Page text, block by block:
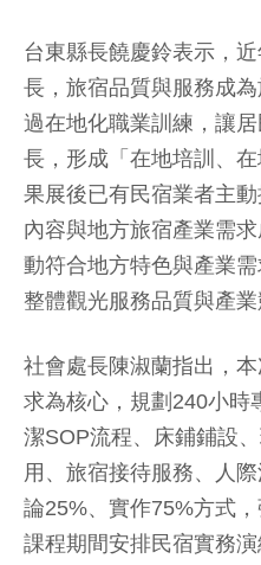
台東縣長饒慶鈴表示，
長，旅宿品質與服務成
過在地化職業訓練，讓
長，形成「在地培訓、
果展後已有民宿業者主
內容與地方旅宿產業需
動符合地方特色與產業
整體觀光服務品質與產業
社會處長陳淑蘭指出，
求為核心，規劃240小時
潔SOP流程、床鋪鋪設
用、旅宿接待服務、人
論25%、實作75%方式，
課程期間安排民宿實務